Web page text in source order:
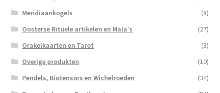
Meridiaankogels
(8)
Oosterse Rituele artikelen en Mala's
(27)
Orakelkaarten en Tarot
(3)
Overige produkten
(10)
Pendels, Biotensors en Wichelroeden
(34)